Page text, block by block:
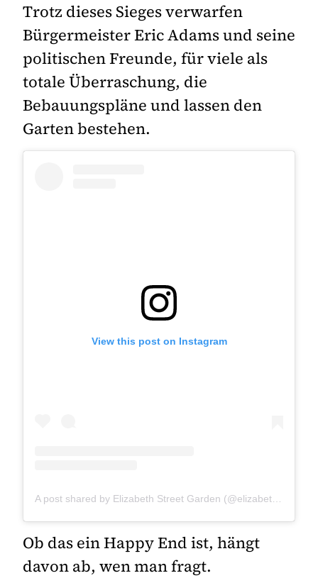
Trotz dieses Sieges verwarfen
Bürgermeister Eric Adams und seine
politischen Freunde, für viele als
totale Überraschung, die
Bebauungspläne und lassen den
Garten bestehen.
View this post on Instagram
Ob das ein Happy End ist, hängt
davon ab, wen man fragt.